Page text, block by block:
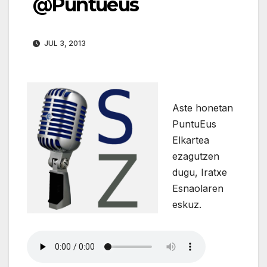
@Puntueus
JUL 3, 2013
Aste honetan
PuntuEus
Elkartea
ezagutzen
dugu, Iratxe
Esnaolaren
eskuz.